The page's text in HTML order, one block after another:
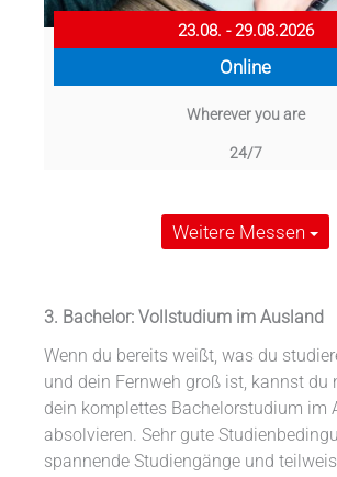
23.08. - 29.08.2026
Online
Wherever you are
24/7
Weitere Messen
3. Bachelor: Vollstudium im Ausland
Wenn du bereits weißt, was du
und dein Fernweh groß ist, kannst du
dein komplettes Bachelorstudium im
absolvieren. Sehr gute
spannende Studiengänge und